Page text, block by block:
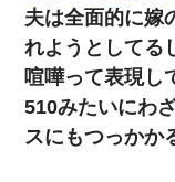
夫は全面的に嫁
れようとしてる
喧嘩って表現し
510みたいにわ
スにもつっかか